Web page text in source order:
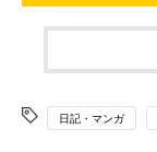
日記・マンガ